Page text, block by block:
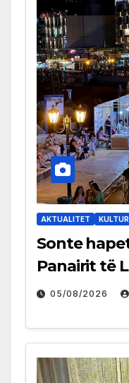
AKTUALITET
Sonte
Panairit të
05/08/2026